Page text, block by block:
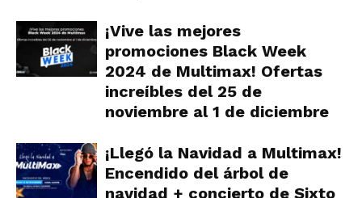
¡Vive las mejores
promociones Black Week
2024 de Multimax! Ofertas
increíbles del 25 de
noviembre al 1 de diciembre
¡Llegó la Navidad a Multimax!
Encendido del árbol de
navidad + concierto de Sixto